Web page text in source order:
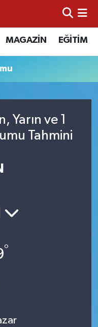
MAGAZİN EĞİTİM
Yarın ve 1
Tahmini
°
Fikstür